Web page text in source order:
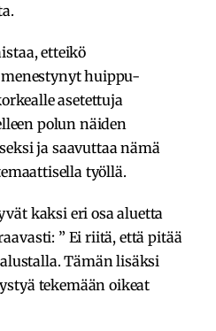
etteikö
huippu-
asetettuja
polun näiden
ja saavuttaa nämä
työllä.
kaksi eri osa aluetta
” Ei riitä, että pitää
Tämän lisäksi
tekemään oikeat